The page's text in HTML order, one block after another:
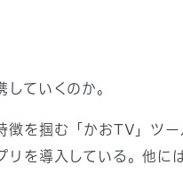
ていくのか。
を掴む「かおTV」ツ
を導入している。他